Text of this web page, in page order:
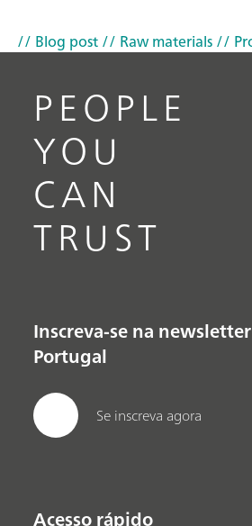
// Blog post// Raw materials//
PEOPLE
YOU
CAN
TRUST
Inscreva-se na
Portugal
Se inscreva agora
Acesso rápido